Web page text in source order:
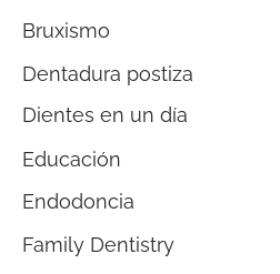
Bruxismo
Dentadura postiza
Dientes en un día
Educación
Endodoncia
Family Dentistry